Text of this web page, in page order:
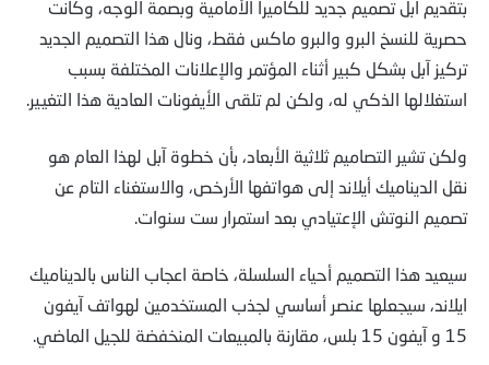
بتقديم آبل تصميم جديد للكاميرا الأمامية وبصمة الوجه، وكانت
حصرية للنسخ البرو والبرو ماكس فقط، ونال هذا التصميم الجديد
تركيز آبل بشكل كبير أثناء المؤتمر والإعلانات المختلفة بسبب
استغلالها الذكي له، ولكن لم تلقى الأيفونات العادية هذا التغيير.
ولكن تشير التصاميم ثلاثية الأبعاد، بأن خطوة آبل لهذا العام هو
نقل الديناميك أيلاند إلى هواتفها الأرخص، والاستغناء التام عن
تصميم النوتش الإعتيادي بعد استمرار ست سنوات.
سيعيد هذا التصميم أحياء السلسلة، خاصة اعجاب الناس بالديناميك
ايلاند، سيجعلها عنصر أساسي لجذب المستخدمين لهواتف آيفون
15 و آيفون 15 بلس، مقارنة بالمبيعات المنخفضة للجيل الماضي.